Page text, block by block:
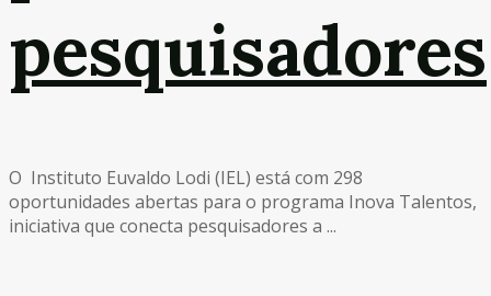
pesquisadores
O Instituto Euvaldo Lodi (IEL) está com 298
oportunidades abertas para o programa Inova Talentos,
iniciativa que conecta pesquisadores a ...